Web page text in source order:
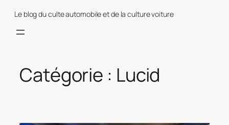
Le blog du culte automobile et de la culture voiture
Catégorie : Lucid